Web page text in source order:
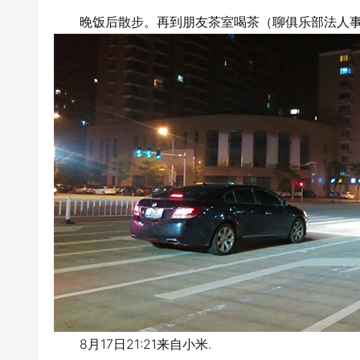
晚饭后散步。再到朋友茶室喝茶（聊俱乐部法人
8月17日21:21来自小米.